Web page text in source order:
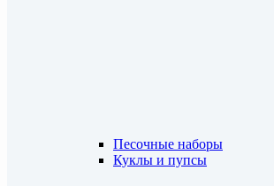
Песочные наборы
Куклы и пупсы